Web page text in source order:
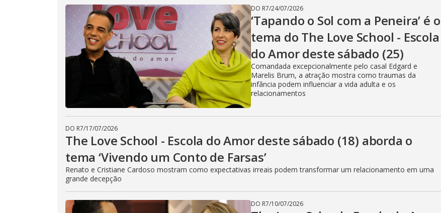
e
o
DO R7/24/07/2026
‘Tapando o Sol com a Peneira’ é o
tema do The Love School - Escola
do Amor deste sábado (25)
Comandada excepcionalmente pelo casal Edgard e
Marelis Brum, a atração mostra como traumas da
infância podem influenciar a vida adulta e os
relacionamentos
DO R7/17/07/2026
The Love School - Escola do Amor deste sábado (18) aborda o
tema ‘Vivendo um Conto de Farsas’
Renato e Cristiane Cardoso mostram como expectativas irreais podem transformar um relacionamento em uma
grande decepção
DO R7/10/07/2026